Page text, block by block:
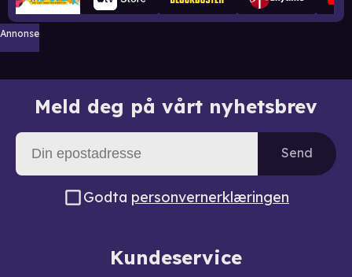
Annonse
Meld deg på vårt nyhetsbrev
Send
Godta personvernerklæringen
Kundeservice